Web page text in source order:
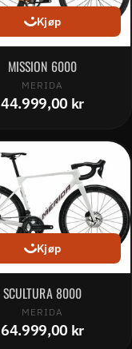
Kjøp
MISSION 6000
MERIDA
44.999,00 kr
Kjøp
SCULTURA 8000
MERIDA
64.999,00 kr